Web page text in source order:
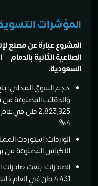
المؤشرات
المشروع عبارة عن مصنع
الصناعية الثانية بالدمام
السعودية.
حجم السوق المحلي:
والحقائب المصنوعة من
4%.
الأكياس المصنوعة من
الصادرات: بلغت
4,431 طن في العام ذاته.